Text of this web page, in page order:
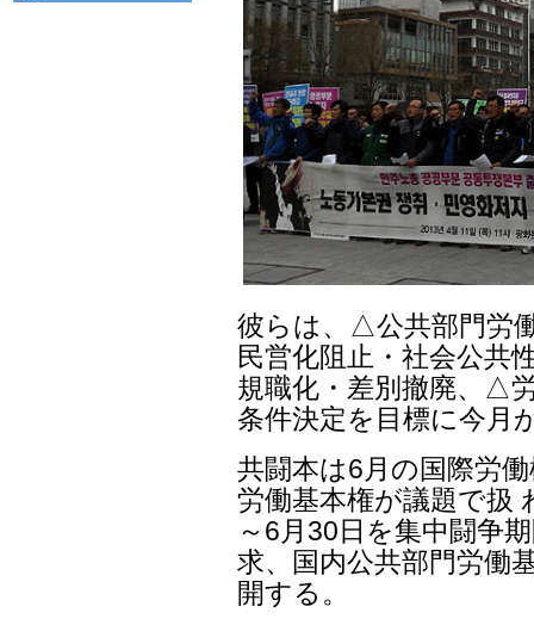
彼らは、△公共部門労
民営化阻止・社会公共
規職化・差別撤廃、△
条件決定を目標に今月
共闘本は6月の国際労
労働基本権が議題で扱
～6月30日を集中闘争
求、国内公共部門労働
開する。